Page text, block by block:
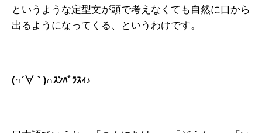
というような定型文が頭で考えなくても自然に口から
出るようになってくる、というわけです。
(∩´∀｀)∩ｽﾝﾊﾞﾗｽｨ♪